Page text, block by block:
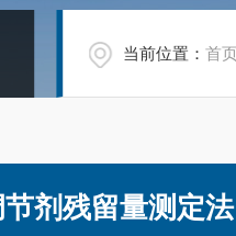
当前位置：首页
剂残留量测定